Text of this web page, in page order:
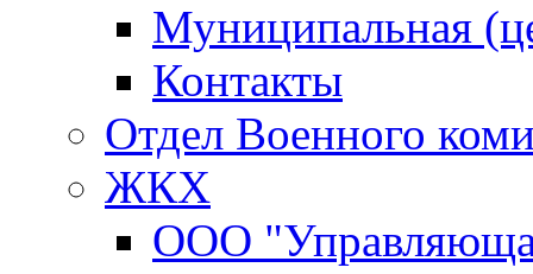
Муниципальная
Контакты
Отдел Военного
ЖКХ
ООО